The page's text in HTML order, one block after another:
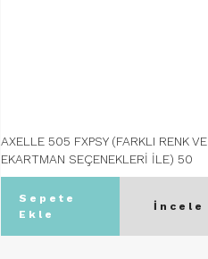
AXELLE 505 FXPSY (FARKLI RENK VE
EKARTMAN SEÇENEKLERİ İLE) 50
Ekartman - C03 GUNMETAL
Sepete
Ekle
İncele